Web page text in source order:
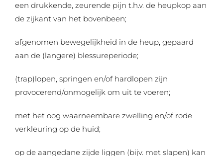
een drukkende, zeurende pijn t.h.v. de heupkop aan
de zijkant van het bovenbeen;
afgenomen bewegelijkheid in de heup, gepaard
aan de (langere) blessureperiode;
(trap)lopen, springen en/of hardlopen zijn
provocerend/onmogelijk om uit te voeren;
met het oog waarneembare zwelling en/of rode
verkleuring op de huid;
op de aangedane zijde liggen (bijv. met slapen) kan